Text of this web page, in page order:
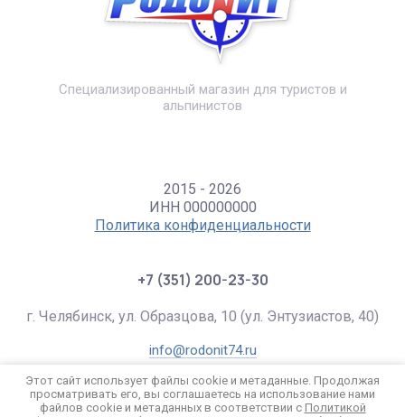
Специализированный магазин для туристов и
альпинистов
2015 - 2026
ИНН 000000000
Политика конфиденциальности
+7 (351) 200-23-30
г. Челябинск, ул. Образцова, 10 (ул. Энтузиастов, 40)
info@rodonit74.ru
Этот сайт использует файлы cookie и метаданные. Продолжая
просматривать его, вы соглашаетесь на использование нами
файлов cookie и метаданных в соответствии с Политикой